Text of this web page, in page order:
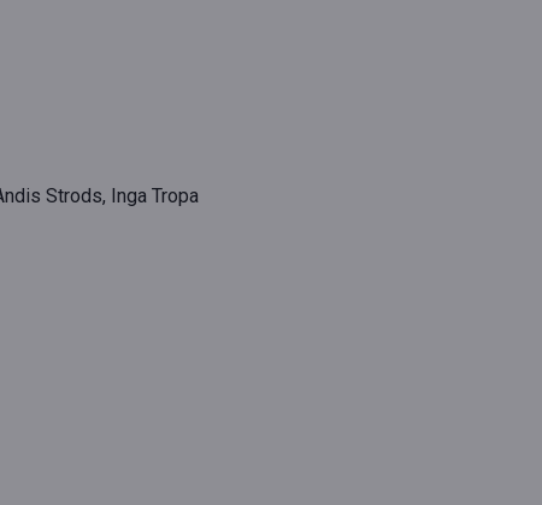
Strods, Inga Tropa